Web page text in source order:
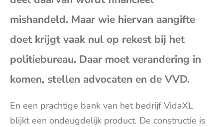
op
Facebook
op
X
op
mishandeld. Maar wie hiervan aangifte
doet krijgt vaak nul op rekest bij het
politiebureau. Daar moet verandering in
komen, stellen advocaten en de VVD.
En een prachtige bank van het bedrijf VidaXL
blijkt een ondeugdelijk product. De constructie is